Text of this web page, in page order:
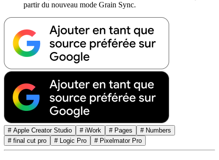
partir du nouveau mode Grain Sync.
# Apple Creator Studio # iWork # Pages
# Numbers
# final cut pro
# Logic Pro # Pixelmator Pro